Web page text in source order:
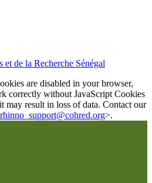
et de la Recherche Sénégal
are disabled in your browser,
correctly without JavaScript Cookies
may result in loss of data. Contact our
rhinno_support@cohred.org>.